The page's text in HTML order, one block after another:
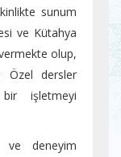
sunum
ve Kütahya
olup,
Özel dersler
işletmeyi
ve deneyim